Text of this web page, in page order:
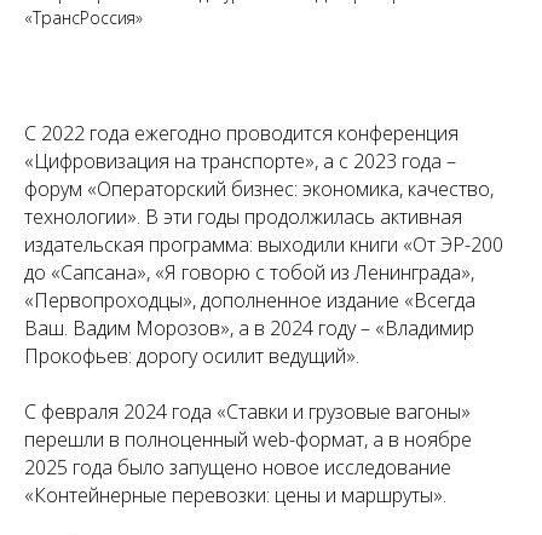
«ТрансРоссия»
С 2022 года ежегодно проводится конференция
«Цифровизация на транспорте», а с 2023 года –
форум «Операторский бизнес: экономика, качество,
технологии». В эти годы продолжилась активная
издательская программа: выходили книги «От ЭР-200
до «Сапсана», «Я говорю с тобой из Ленинграда»,
«Первопроходцы», дополненное издание «Всегда
Ваш. Вадим Морозов», а в 2024 году – «Владимир
Прокофьев: дорогу осилит ведущий».
С февраля 2024 года «Ставки и грузовые вагоны»
перешли в полноценный web-формат, а в ноябре
2025 года было запущено новое исследование
«Контейнерные перевозки: цены и маршруты».